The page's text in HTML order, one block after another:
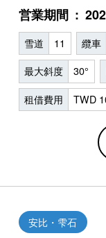
営業期間
雪道 11 纜車
最大斜度 30°
租借費用 TWD
安比・雫石